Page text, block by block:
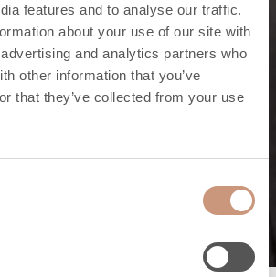
features and to analyse our traffic.
about your use of our site with
and analytics partners who
other information that you’ve
that they’ve collected from your use
warmte.